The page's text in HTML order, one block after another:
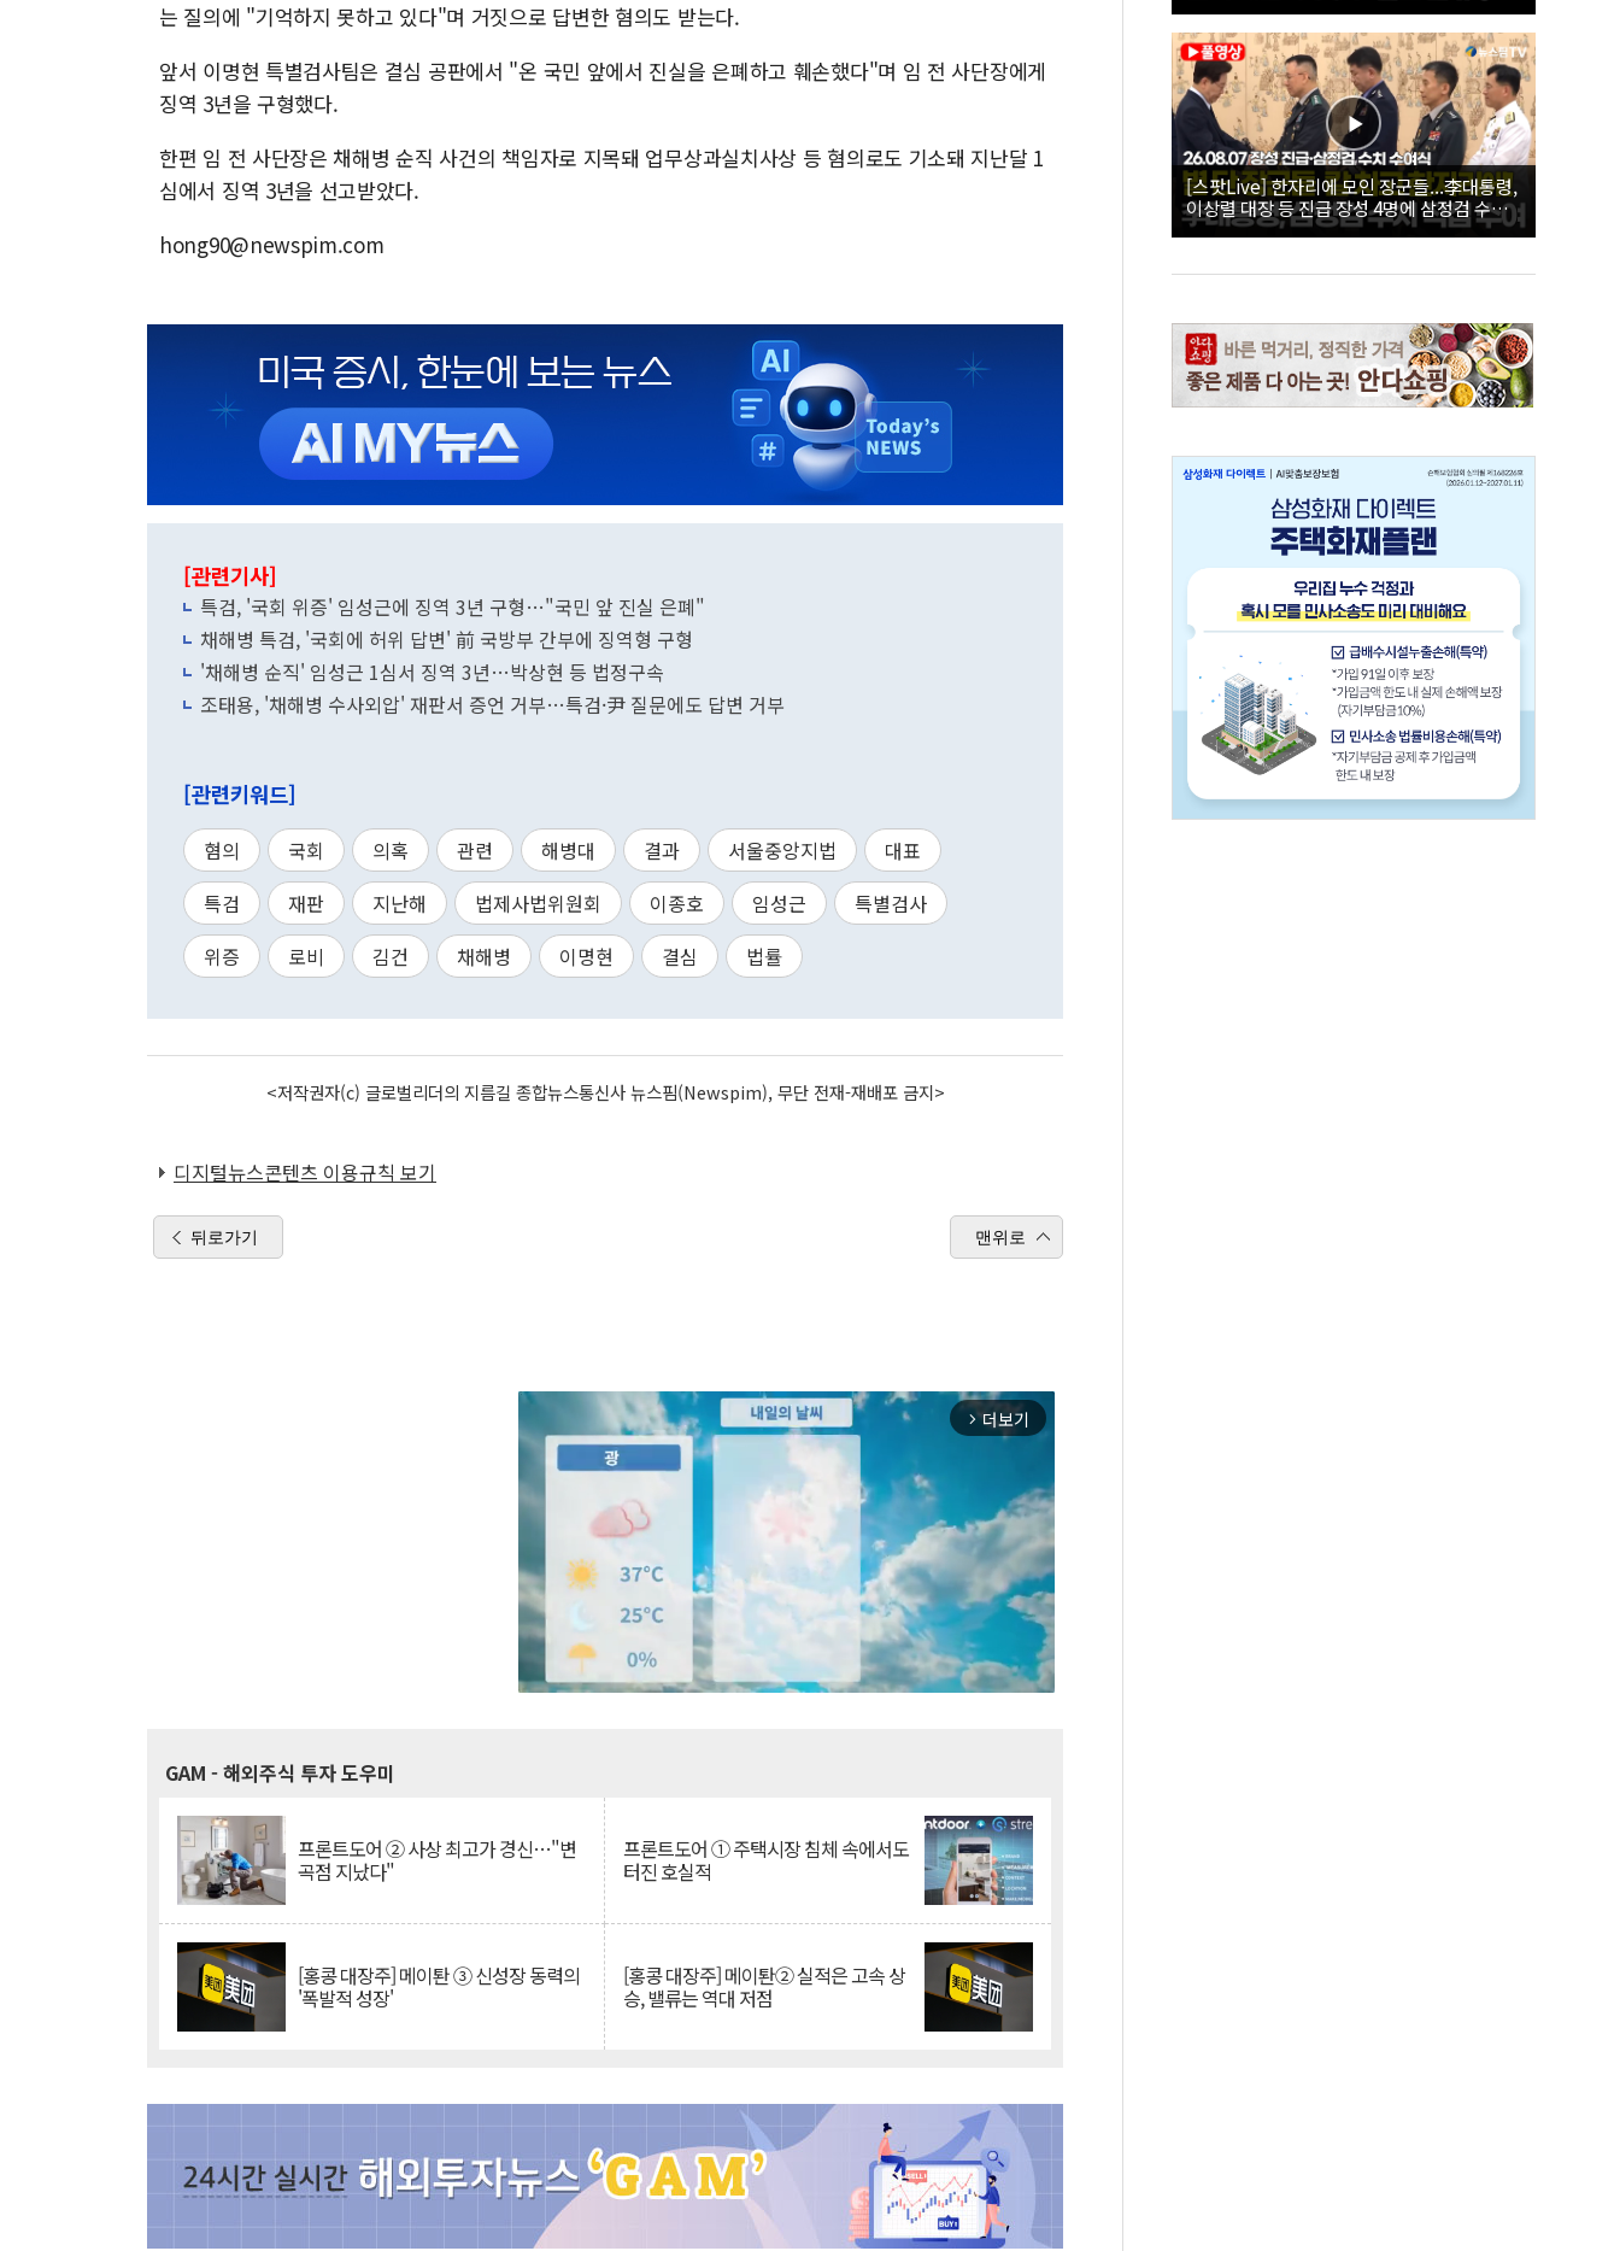
는 질의에 "기억하지 못하고 있다"며 거짓으로 답변한 혐의도 받는다.
앞서 이명현 특별검사팀은 결심 공판에서 "온 국민 앞에서 진실을 은폐하고 훼손했다"며 임 전 사단장에게
징역 3년을 구형했다.
한편 임 전 사단장은 채해병 순직 사건의 책임자로 지목돼 업무상과실치사상 등 혐의로도 기소돼 지난달 1
심에서 징역 3년을 선고받았다.
hong90@newspim.com
[관련기사]
특검, '국회 위증' 임성근에 징역 3년 구형…"국민 앞 진실 은폐"
채해병 특검, '국회에 허위 답변' 前 국방부 간부에 징역형 구형
'채해병 순직' 임성근 1심서 징역 3년…박상현 등 법정구속
조태용, '채해병 수사외압' 재판서 증언 거부…특검·尹 질문에도 답변 거부
[관련키워드]
혐의 국회 의혹 관련 해병대 결과 서울중앙지법
대표
특검
재판 지난해 법제사법위원회 이종호 임성근
특별검사
위증
로비 김건 채해병 이명현 결심 법률
<저작권자(c) 글로벌리더의 지름길 종합뉴스통신사 뉴스핌(Newspim), 무단 전재-재배포 금지>
디지털뉴스콘텐츠 이용규칙 보기
뒤로가기 맨위로
arrow_forward_ios 더보기
GAM - 해외주식 투자 도우미
프론트도어 ② 사상 최고가 경신…"변
곡점 지났다"
프론트도어 ① 주택시장 침체 속에서도
터진 호실적
[홍콩 대장주] 메이퇀 ③ 신성장 동력의
'폭발적 성장'
[홍콩 대장주] 메이퇀② 실적은 고속 상
승, 밸류는 역대 저점
[스팟Live] 한자리에 모인 장군들...李대통령,
이상렬 대장 등 진급 장성 4명에 삼정검 수치
직접 수여｜26.08.07 장성 진급·삼정검 수치